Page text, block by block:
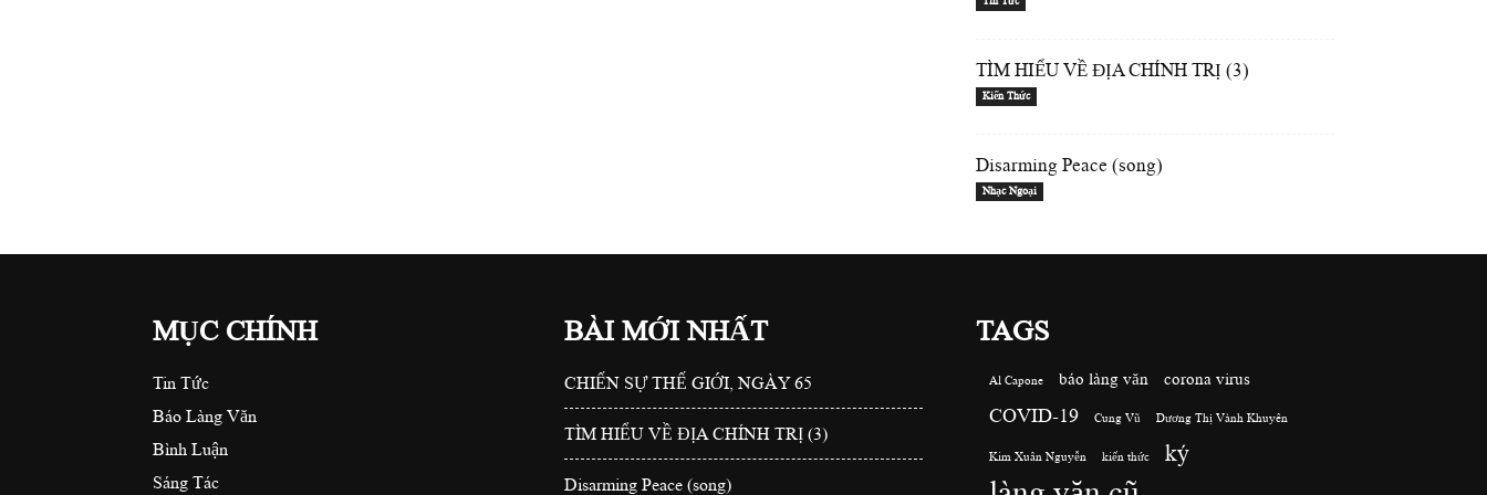
TÌM HIỂU VỀ ĐỊA CHÍNH TRỊ (3)
Kiến Thức
Disarming Peace (song)
Nhạc Ngoại
MỤC CHÍNH
Tin Tức
Báo Làng Văn
Bình Luận
Sáng Tác
BÀI MỚI NHẤT
CHIẾN SỰ THẾ GIỚI, NGÀY 65
TÌM HIỂU VỀ ĐỊA CHÍNH TRỊ (3)
Disarming Peace (song)
TAGS
Al Capone báo làng văn corona virus
COVID-19 Cung Vũ Dương Thị Vành Khuyên
Kim Xuân Nguyễn kiến thức ký